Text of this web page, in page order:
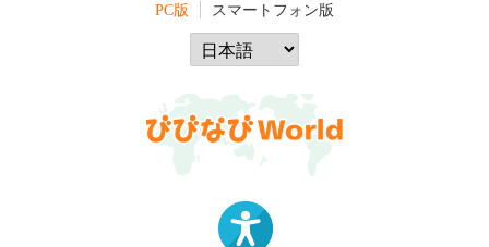
PC版 スマートフォン版